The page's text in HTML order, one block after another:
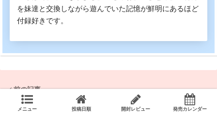
を妹達と交換しながら遊んでいた記憶が鮮明にあるほど
付録好きです。
前の記事
メニュー 投稿日順 開封レビュー 発売カレンダー